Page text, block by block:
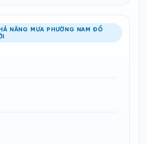
NĂNG MƯA PHƯỜNG NAM ĐỒ